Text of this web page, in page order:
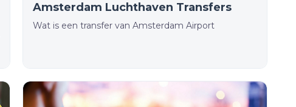
Amsterdam Luchthaven Transfers
Wat is een transfer van Amsterdam Airport